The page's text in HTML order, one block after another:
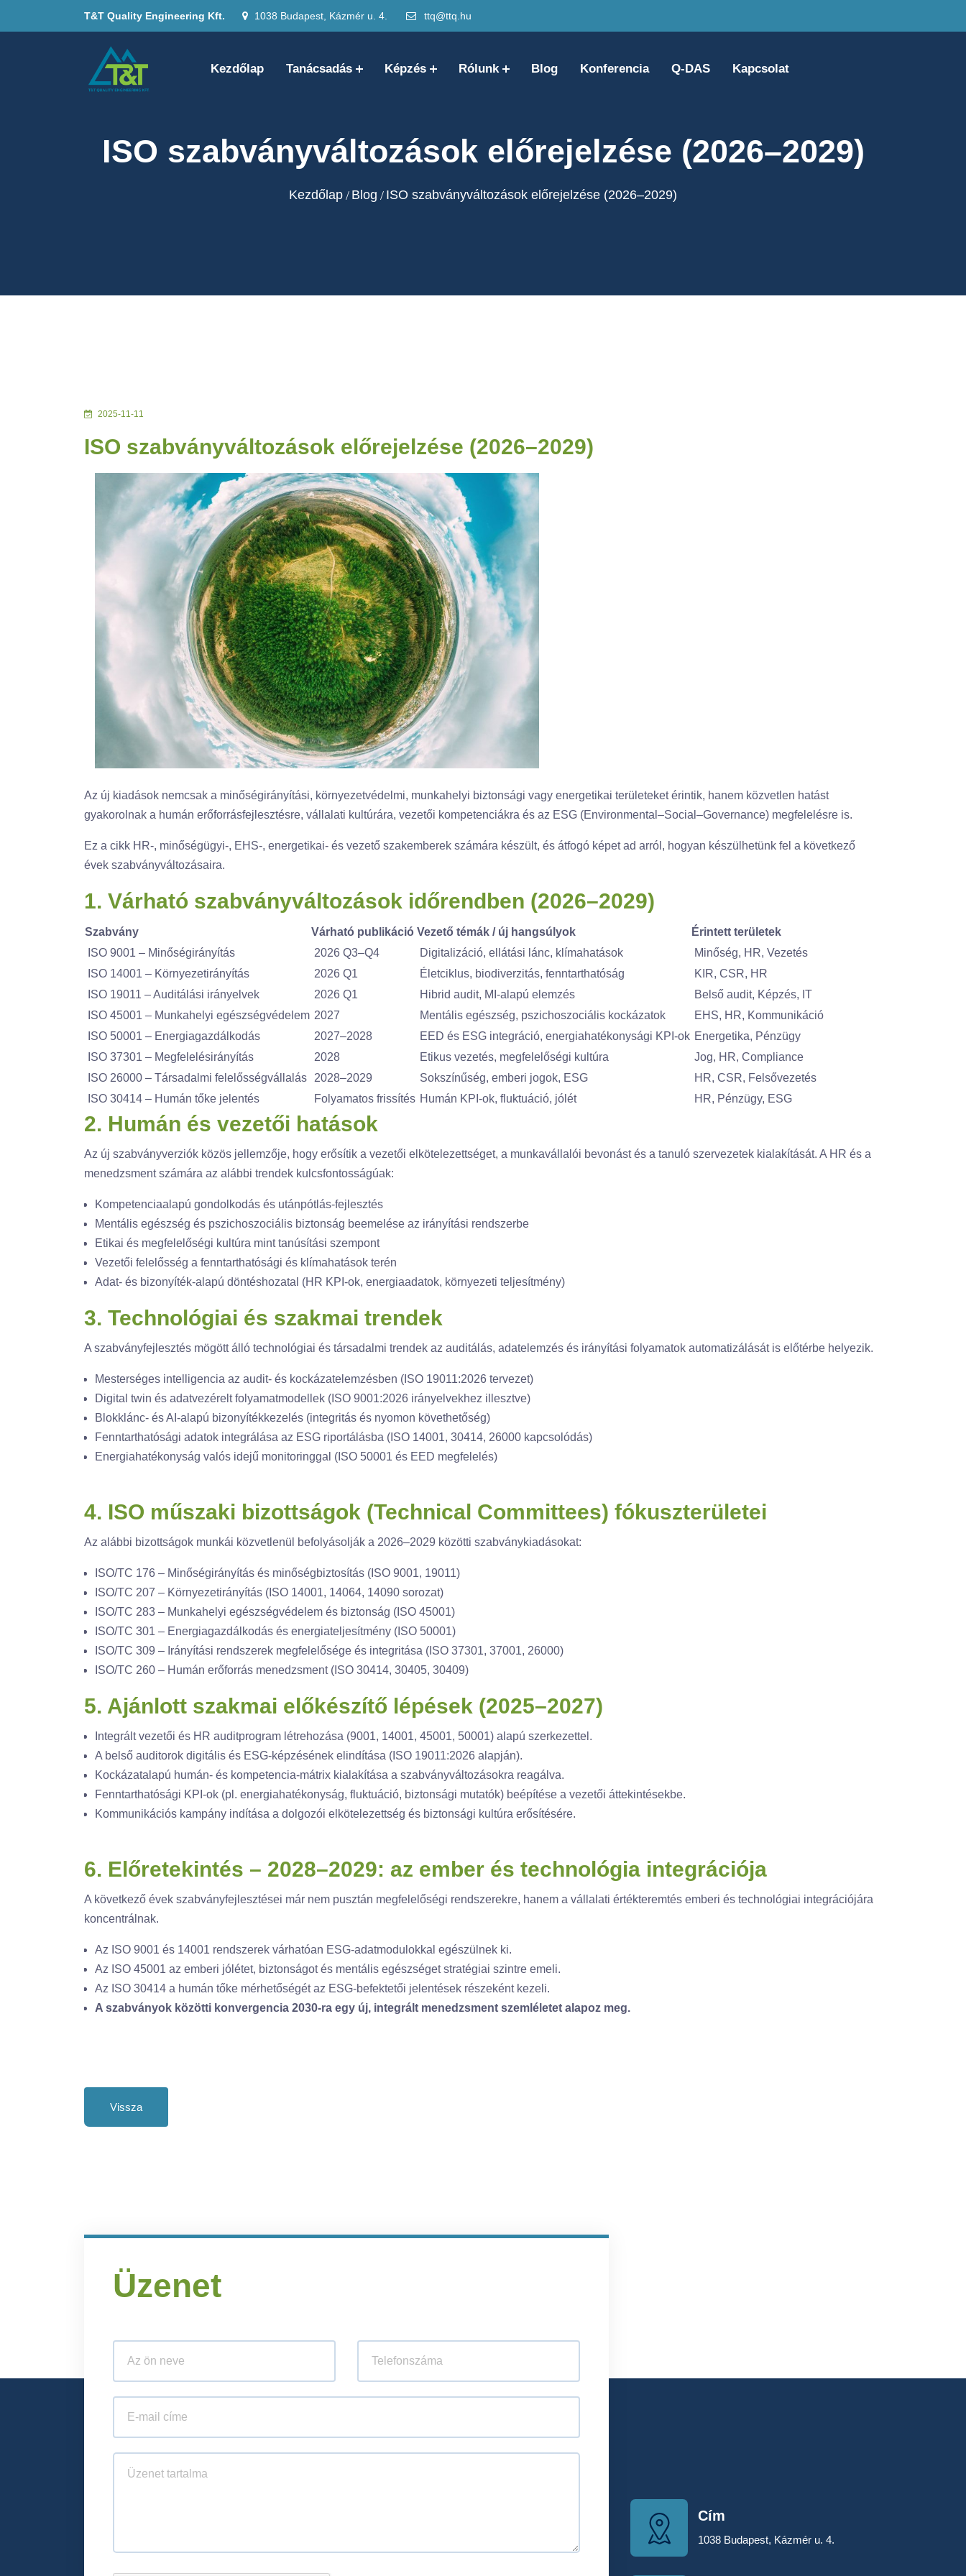
T&T Quality Engineering Kft. 1038 Budapest, Kázmér u. 4. ttq@ttq.hu
Kezdőlap Tanácsadás Képzés Rólunk Blog Konferencia Q-DAS Kapcsolat
ISO szabványváltozások előrejelzése (2026–2029)
Kezdőlap Blog ISO szabványváltozások előrejelzése (2026–2029)
2025-11-11
ISO szabványváltozások előrejelzése (2026–2029)
Az új kiadások nemcsak a minőségirányítási, környezetvédelmi, munkahelyi biztonsági vagy energetikai területeket érintik, hanem közvetlen hatást
gyakorolnak a humán erőforrásfejlesztésre, vállalati kultúrára, vezetői kompetenciákra és az ESG (Environmental–Social–Governance) megfelelésre is.
Ez a cikk HR-, minőségügyi-, EHS-, energetikai- és vezető szakemberek számára készült, és átfogó képet ad arról, hogyan készülhetünk fel a következő
évek szabványváltozásaira.
1. Várható szabványváltozások időrendben (2026–2029)
Szabvány Várható publikáció Vezető témák / új hangsúlyok
Érintett területek
ISO 9001 – Minőségirányítás
2026 Q3–Q4 Digitalizáció, ellátási lánc, klímahatások
Minőség, HR, Vezetés
ISO 14001 – Környezetirányítás
2026 Q1 Életciklus, biodiverzitás, fenntarthatóság
KIR, CSR, HR
ISO 19011 – Auditálási irányelvek
2026 Q1 Hibrid audit, MI-alapú elemzés
Belső audit, Képzés, IT
ISO 45001 – Munkahelyi egészségvédelem 2027 Mentális egészség, pszichoszociális kockázatok
EHS, HR, Kommunikáció
ISO 50001 – Energiagazdálkodás
2027–2028 EED és ESG integráció, energiahatékonysági KPI-ok Energetika, Pénzügy
ISO 37301 – Megfelelésirányítás
2028 Etikus vezetés, megfelelőségi kultúra
Jog, HR, Compliance
ISO 26000 – Társadalmi felelősségvállalás
2028–2029 Sokszínűség, emberi jogok, ESG
HR, CSR, Felsővezetés
ISO 30414 – Humán tőke jelentés
Folyamatos frissítés Humán KPI-ok, fluktuáció, jólét HR, Pénzügy, ESG
2. Humán és vezetői hatások
Az új szabványverziók közös jellemzője, hogy erősítik a vezetői elkötelezettséget, a munkavállalói bevonást és a tanuló szervezetek kialakítását. A HR és a
menedzsment számára az alábbi trendek kulcsfontosságúak:
Kompetenciaalapú gondolkodás és utánpótlás-fejlesztés
Mentális egészség és pszichoszociális biztonság beemelése az irányítási rendszerbe
Etikai és megfelelőségi kultúra mint tanúsítási szempont
Vezetői felelősség a fenntarthatósági és klímahatások terén
Adat- és bizonyíték-alapú döntéshozatal (HR KPI-ok, energiaadatok, környezeti teljesítmény)
3. Technológiai és szakmai trendek
A szabványfejlesztés mögött álló technológiai és társadalmi trendek az auditálás, adatelemzés és irányítási folyamatok automatizálását is előtérbe helyezik.
Mesterséges intelligencia az audit- és kockázatelemzésben (ISO 19011:2026 tervezet)
Digital twin és adatvezérelt folyamatmodellek (ISO 9001:2026 irányelvekhez illesztve)
Blokklánc- és AI-alapú bizonyítékkezelés (integritás és nyomon követhetőség)
Fenntarthatósági adatok integrálása az ESG riportálásba (ISO 14001, 30414, 26000 kapcsolódás)
Energiahatékonyság valós idejű monitoringgal (ISO 50001 és EED megfelelés)
4. ISO műszaki bizottságok (Technical Committees) fókuszterületei
Az alábbi bizottságok munkái közvetlenül befolyásolják a 2026–2029 közötti szabványkiadásokat:
ISO/TC 176 – Minőségirányítás és minőségbiztosítás (ISO 9001, 19011)
ISO/TC 207 – Környezetirányítás (ISO 14001, 14064, 14090 sorozat)
ISO/TC 283 – Munkahelyi egészségvédelem és biztonság (ISO 45001)
ISO/TC 301 – Energiagazdálkodás és energiateljesítmény (ISO 50001)
ISO/TC 309 – Irányítási rendszerek megfelelősége és integritása (ISO 37301, 37001, 26000)
ISO/TC 260 – Humán erőforrás menedzsment (ISO 30414, 30405, 30409)
5. Ajánlott szakmai előkészítő lépések (2025–2027)
Integrált vezetői és HR auditprogram létrehozása (9001, 14001, 45001, 50001) alapú szerkezettel.
A belső auditorok digitális és ESG-képzésének elindítása (ISO 19011:2026 alapján).
Kockázatalapú humán- és kompetencia-mátrix kialakítása a szabványváltozásokra reagálva.
Fenntarthatósági KPI-ok (pl. energiahatékonyság, fluktuáció, biztonsági mutatók) beépítése a vezetői áttekintésekbe.
Kommunikációs kampány indítása a dolgozói elkötelezettség és biztonsági kultúra erősítésére.
6. Előretekintés – 2028–2029: az ember és technológia integrációja
A következő évek szabványfejlesztései már nem pusztán megfelelőségi rendszerekre, hanem a vállalati értékteremtés emberi és technológiai integrációjára
koncentrálnak.
Az ISO 9001 és 14001 rendszerek várhatóan ESG-adatmodulokkal egészülnek ki.
Az ISO 45001 az emberi jólétet, biztonságot és mentális egészséget stratégiai szintre emeli.
Az ISO 30414 a humán tőke mérhetőségét az ESG-befektetői jelentések részeként kezeli.
A szabványok közötti konvergencia 2030-ra egy új, integrált menedzsment szemléletet alapoz meg.
Vissza
Üzenet
Cím
1038 Budapest, Kázmér u. 4.